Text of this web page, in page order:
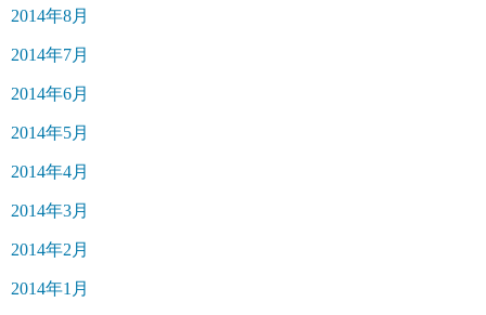
2014年8月
2014年7月
2014年6月
2014年5月
2014年4月
2014年3月
2014年2月
2014年1月